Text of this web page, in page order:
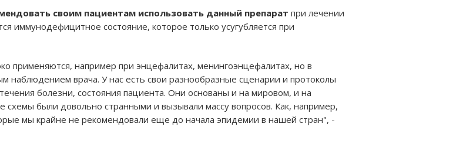
своим пациентам использовать данный препарат при лечении
иммунодефицитное состояние, которое только усугубляется при
применяются, например при энцефалитах, менингоэнцефалитах, но в
наблюдением врача. У нас есть свои разнообразные сценарии и протоколы
болезни, состояния пациента. Они основаны и на мировом, и на
схемы были довольно странными и вызывали массу вопросов. Как, например,
мы крайне не рекомендовали еще до начала эпидемии в нашей стран", -